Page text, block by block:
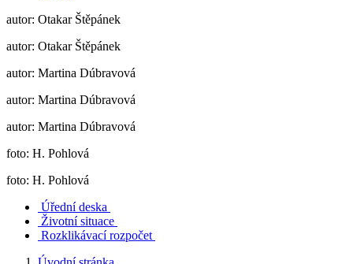
autor: Otakar Štěpánek
autor: Otakar Štěpánek
autor: Martina Dúbravová
autor: Martina Dúbravová
autor: Martina Dúbravová
foto: H. Pohlová
foto: H. Pohlová
Úřední deska
Životní situace
Rozklikávací rozpočet